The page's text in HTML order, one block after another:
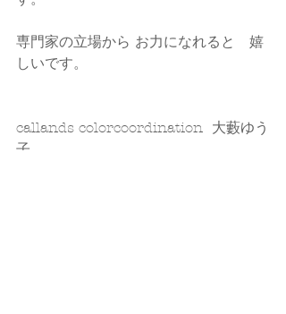
専門家の立場から お力になれると　嬉
しいです。
callands colorcoordination  大藪ゆう
子